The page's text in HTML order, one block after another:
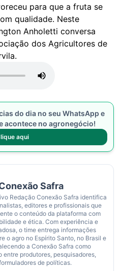
para que a fruta se
qualidade. Neste
Anholetti conversa
dos Agricultores de
do dia no seu WhatsApp e
acontece no agronegócio!
aqui
Safra
Redação Conexão Safra identifica
editores e profissionais que
o conteúdo da plataforma com
e ética. Com experiência e
o time entrega informações
o agro no Espírito Santo, no Brasil e
a Conexão Safra como
entre produtores, pesquisadores,
de políticas.